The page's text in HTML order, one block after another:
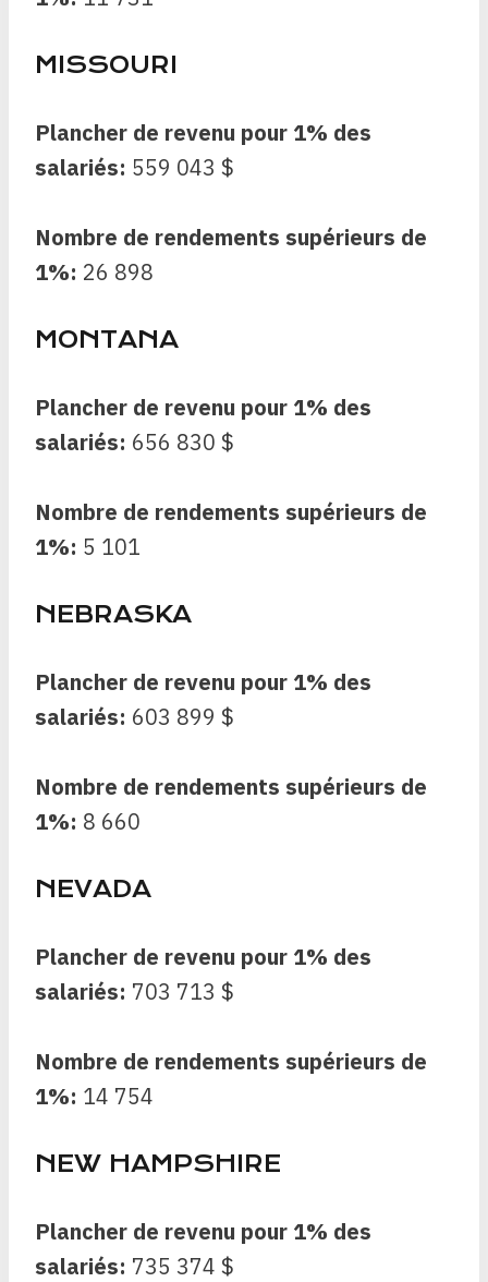
MISSOURI
Plancher de revenu pour 1% des
salariés: 559 043 $
Nombre de rendements supérieurs de
1%: 26 898
MONTANA
Plancher de revenu pour 1% des
salariés: 656 830 $
Nombre de rendements supérieurs de
1%: 5 101
NEBRASKA
Plancher de revenu pour 1% des
salariés: 603 899 $
Nombre de rendements supérieurs de
1%: 8 660
NEVADA
Plancher de revenu pour 1% des
salariés: 703 713 $
Nombre de rendements supérieurs de
1%: 14 754
NEW HAMPSHIRE
Plancher de revenu pour 1% des
salariés: 735 374 $